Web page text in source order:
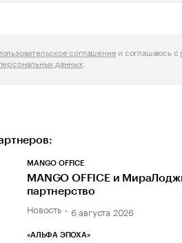
соглашениеи соглашаюсь с
данных.
MANGO OFFICE
MANGO OFFICE и
партнерство
Новость 6 августа 2026
«АЛЬФА ЭПОХА»